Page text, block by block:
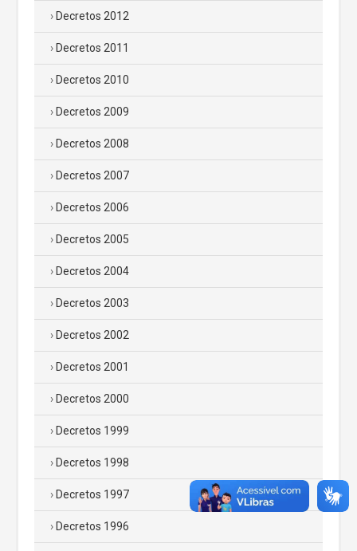
Decretos 2012
Decretos 2011
Decretos 2010
Decretos 2009
Decretos 2008
Decretos 2007
Decretos 2006
Decretos 2005
Decretos 2004
Decretos 2003
Decretos 2002
Decretos 2001
Decretos 2000
Decretos 1999
Decretos 1998
Decretos 1997
Decretos 1996